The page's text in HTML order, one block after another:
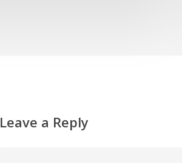
Leave a Reply